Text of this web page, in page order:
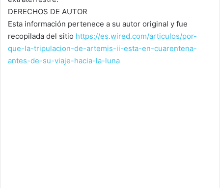
DERECHOS DE AUTOR
Esta información pertenece a su autor original y fue
recopilada del sitio https://es.wired.com/articulos/por-
que-la-tripulacion-de-artemis-ii-esta-en-cuarentena-
antes-de-su-viaje-hacia-la-luna